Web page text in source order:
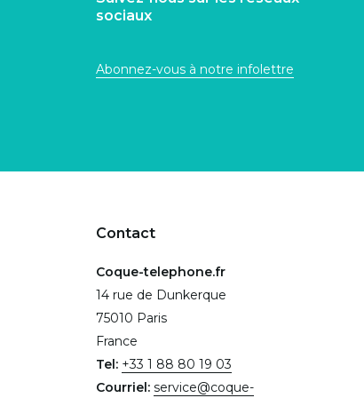
sociaux
Abonnez-vous à notre infolettre
Contact
Coque-telephone.fr
14 rue de Dunkerque
75010 Paris
France
Tel: +33 1 88 80 19 03
Courriel: service@coque-